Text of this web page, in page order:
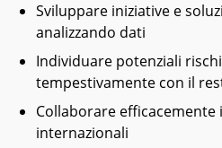
Sviluppare iniziative e
analizzando dati
Individuare potenziali
tempestivamente con il
Collaborare
internazionali